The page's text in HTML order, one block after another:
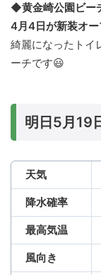
◆黄金崎公園ビー
4月4日が新装オ
綺麗になったトイ
ーチです😃
明日5月19
天気
降水確率
最高気温
風向き